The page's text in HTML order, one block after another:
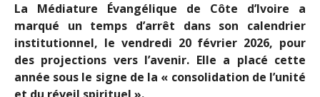
La Médiature Évangélique de Côte d’Ivoire a
marqué un temps d’arrêt dans son calendrier
institutionnel, le vendredi 20 février 2026, pour
des projections vers l’avenir. Elle a placé cette
année sous le signe de la « consolidation de l’unité